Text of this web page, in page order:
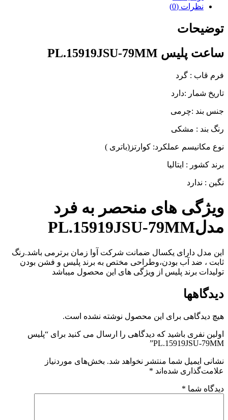
نظرات (0)
توضیحات
ساعت پلیس PL.15919JSU-79MM
فرم قاب : گرد
تاریخ شمار :دارد
جنس بند :چرمی
رنگ بند : مشکی
نوع مکانیسم عملکرد: کوارتز(باتری )
برند کشور : ایتالیا
نگین : ندارد
ویژگی های منحصر به فرد
مدلPL.15919JSU-79MM
این مدل دارای یکسال ضمانت شرکت آوا زمان برترمی باشد.رنگ
ثابت ، ضد آب بودن،وطراحی مختص به برند پلیس و فشن بودن
تولیدات برند پلیس از ویژگی های این محصول میباشد
دیدگاهها
هیچ دیدگاهی برای این محصول نوشته نشده است.
اولین نفری باشید که دیدگاهی را ارسال می کنید برای “پلیس
PL.15919JSU-79MM”
نشانی ایمیل شما منتشر نخواهد شد. بخش‌های موردنیاز
علامت‌گذاری شده‌اند *
دیدگاه شما *